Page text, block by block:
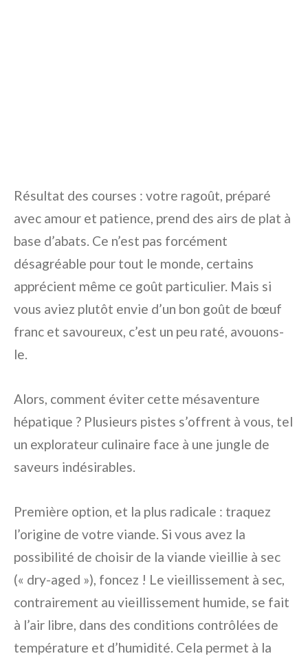
Résultat des courses : votre ragoût, préparé
avec amour et patience, prend des airs de plat à
base d’abats. Ce n’est pas forcément
désagréable pour tout le monde, certains
apprécient même ce goût particulier. Mais si
vous aviez plutôt envie d’un bon goût de bœuf
franc et savoureux, c’est un peu raté, avouons-
le.
Alors, comment éviter cette mésaventure
hépatique ? Plusieurs pistes s’offrent à vous, tel
un explorateur culinaire face à une jungle de
saveurs indésirables.
Première option, et la plus radicale : traquez
l’origine de votre viande. Si vous avez la
possibilité de choisir de la viande vieillie à sec
(« dry-aged »), foncez ! Le vieillissement à sec,
contrairement au vieillissement humide, se fait
à l’air libre, dans des conditions contrôlées de
température et d’humidité. Cela permet à la